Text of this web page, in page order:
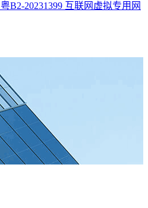
B2-20231399 互联网虚拟专用网